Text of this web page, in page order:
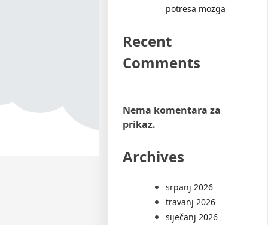
potresa mozga
Recent
Comments
Nema komentara za
prikaz.
Archives
srpanj 2026
travanj 2026
siječanj 2026